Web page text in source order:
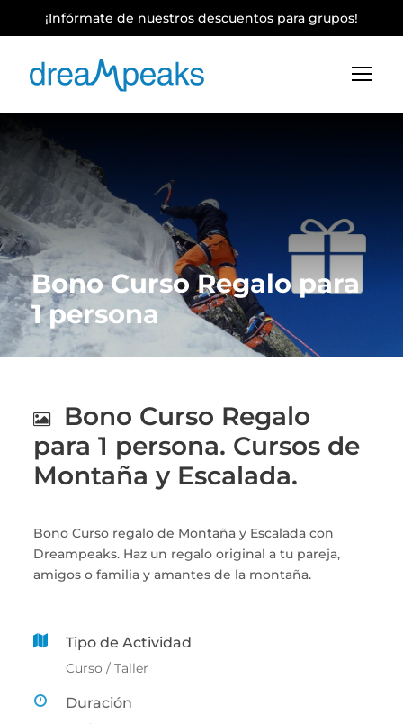
Bono Curso Regalo para
1 persona
Bono Curso Regalo
para 1 persona. Cursos de
Montaña y Escalada.
Bono Curso regalo de Montaña y Escalada con
Dreampeaks. Haz un regalo original a tu pareja,
amigos o familia y amantes de la montaña.
Tipo de Actividad
Curso / Taller
Duración
¡Infórmate de nuestros descuentos para grupos!